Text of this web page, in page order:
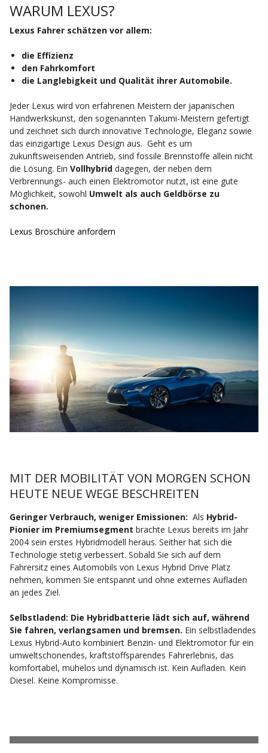
WARUM LEXUS?
Lexus Fahrer schätzen vor allem:
die Effizienz
den Fahrkomfort
die Langlebigkeit und Qualität ihrer Automobile.
Jeder Lexus wird von erfahrenen Meistern der japanischen
Handwerkskunst, den sogenannten Takumi-Meistern gefertigt
und zeichnet sich durch innovative Technologie, Eleganz sowie
das einzigartige Lexus Design aus. Geht es um
zukunftsweisenden Antrieb, sind fossile Brennstoffe allein nicht
die Lösung. Ein Vollhybrid dagegen, der neben dem
Verbrennungs- auch einen Elektromotor nutzt, ist eine gute
Möglichkeit, sowohl Umwelt als auch Geldbörse zu
schonen.
Lexus Broschüre anfordern
MIT DER MOBILITÄT VON MORGEN SCHON
HEUTE NEUE WEGE BESCHREITEN
Geringer Verbrauch, weniger Emissionen: Als Hybrid-
Pionier im Premiumsegment brachte Lexus bereits im Jahr
2004 sein erstes Hybridmodell heraus. Seither hat sich die
Technologie stetig verbessert. Sobald Sie sich auf dem
Fahrersitz eines Automobils von Lexus Hybrid Drive Platz
nehmen, kommen Sie entspannt und ohne externes Aufladen
an jedes Ziel.
Selbstladend: Die Hybridbatterie lädt sich auf, während
Sie fahren, verlangsamen und bremsen. Ein selbstladendes
Lexus Hybrid-Auto kombiniert Benzin- und Elektromotor für ein
umweltschonendes, kraftstoffsparendes Fahrerlebnis, das
komfortabel, mühelos und dynamisch ist. Kein Aufladen. Kein
Diesel. Keine Kompromisse.